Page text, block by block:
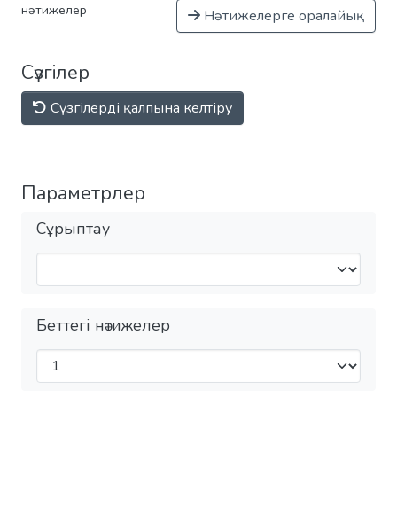
нәтижелер Нәтижелерге оралайық
Сүзгілер
Сүзгілерді қалпына келтіру
Параметрлер
Сұрыптау
Беттегі нәтижелер